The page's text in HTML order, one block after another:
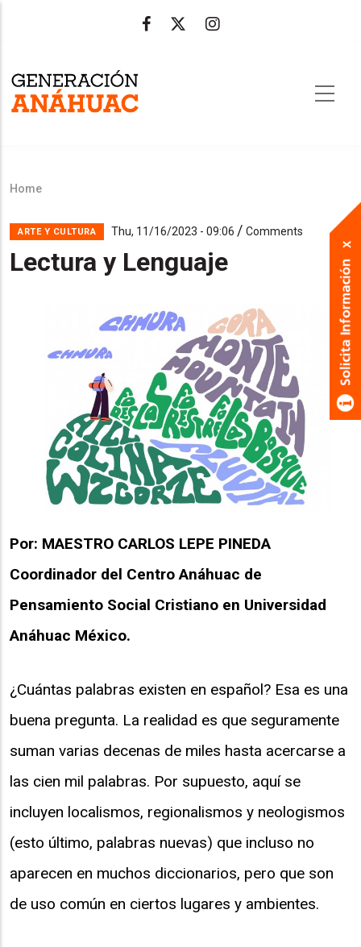
main
content
Breadcrumb
Home
ARTE Y CULTURA Thu, 11/16/2023 - 09:06 / Comments
Lectura y Lenguaje
Por: MAESTRO CARLOS LEPE PINEDA
Coordinador del Centro Anáhuac de
Pensamiento Social Cristiano en Universidad
Anáhuac México.
¿Cuántas palabras existen en español? Esa es una
buena pregunta. La realidad es que seguramente
suman varias decenas de miles hasta acercarse a
las cien mil palabras. Por supuesto, aquí se
incluyen localismos, regionalismos y neologismos
(esto último, palabras nuevas) que incluso no
aparecen en muchos diccionarios, pero que son
de uso común en ciertos lugares y ambientes.